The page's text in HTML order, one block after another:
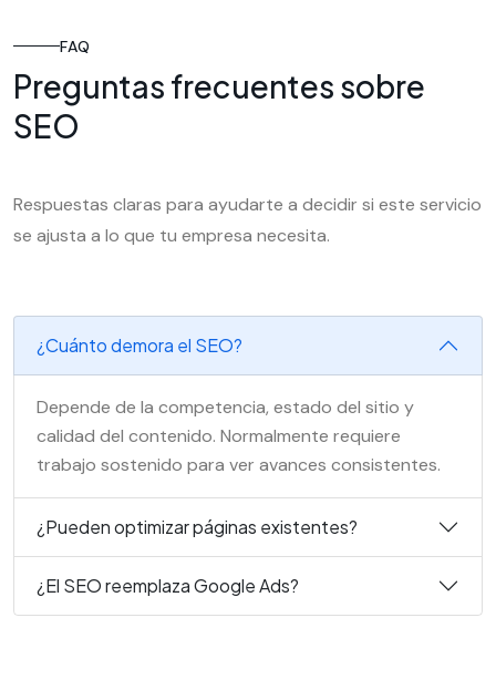
FAQ
Preguntas frecuentes sobre
SEO
Respuestas claras para ayudarte a decidir si este servicio
se ajusta a lo que tu empresa necesita.
¿Cuánto demora el SEO?
Depende de la competencia, estado del sitio y
calidad del contenido. Normalmente requiere
trabajo sostenido para ver avances consistentes.
¿Pueden optimizar páginas existentes?
¿El SEO reemplaza Google Ads?